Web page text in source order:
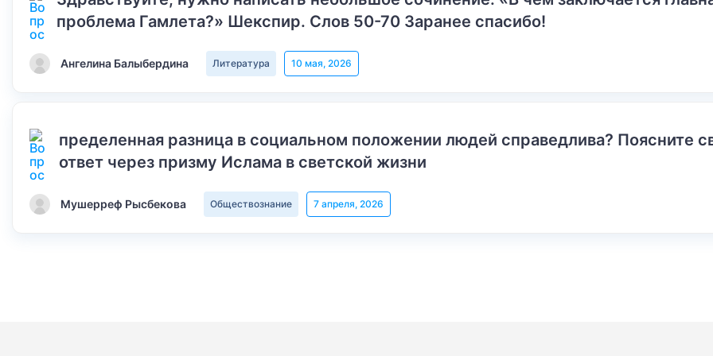
проблема Гамлета?» Шекспир. Слов 50-70 Заранее спасибо!
Ангелина Балыбердина Литература 10 мая, 2026
пределенная разница в социальном положении людей справедлива? Поясните
ответ через призму Ислама в светской жизни
Мушерреф Рысбекова Обществознание 7 апреля, 2026